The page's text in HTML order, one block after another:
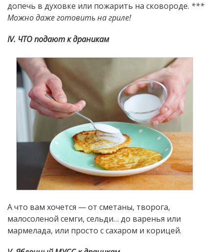
допечь в духовке или пожарить на сковороде. ***
Можно даже готовить на гриле!
IV. ЧТО подают к драникам
А что вам хочется — от сметаны, творога,
малосоленой семги, сельди… до варенья или
мармелада, или просто с сахаром и корицей.